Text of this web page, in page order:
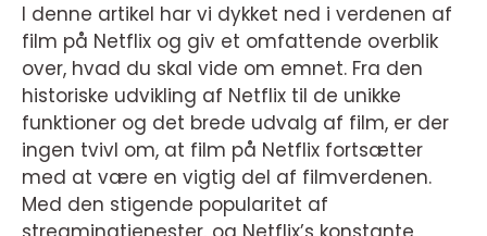
I denne artikel har vi dykket ned i verdenen af
film på Netflix og giv et omfattende overblik
over, hvad du skal vide om emnet. Fra den
historiske udvikling af Netflix til de unikke
funktioner og det brede udvalg af film, er der
ingen tvivl om, at film på Netflix fortsætter
med at være en vigtig del af filmverdenen.
Med den stigende popularitet af